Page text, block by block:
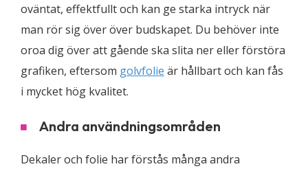
oväntat, effektfullt och kan ge starka intryck när
man rör sig över över budskapet. Du behöver inte
oroa dig över att gående ska slita ner eller förstöra
grafiken, eftersom golvfolie är hållbart och kan fås
i mycket hög kvalitet.
Andra användningsområden
Dekaler och folie har förstås många andra